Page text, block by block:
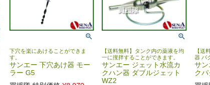
下穴を楽にあけることができま
す。
サンエー 下穴あけ器 モー
ラー G5
【送料無料】タンク内の薬液を均
一に撹拌することができます。
サンエー ジェット水流カ
クハン器 ダブルジェット
WZ2
【送
器 パ
サン
ク